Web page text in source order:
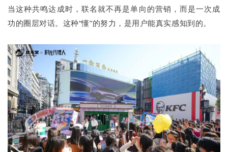
当这种共鸣达成时，联名就不再是单向的营销，而是一次成
功的圈层对话。这种“懂”的努力，是用户能真实感知到的。